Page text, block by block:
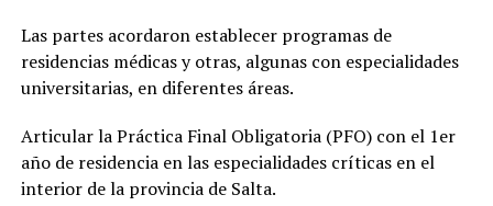
Las partes acordaron establecer programas de
residencias médicas y otras, algunas con especialidades
universitarias, en diferentes áreas.
Articular la Práctica Final Obligatoria (PFO) con el 1er
año de residencia en las especialidades críticas en el
interior de la provincia de Salta.